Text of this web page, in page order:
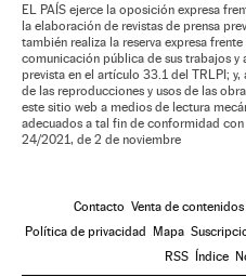
EL PAÍS ejerce la oposición expresa
la elaboración de revistas de prensa
también realiza la reserva expresa
comunicación pública de sus trabajos
prevista en el artículo 33.1 del TRLPI; y,
de las reproducciones y usos de las
este sitio web a medios de lectura
adecuados a tal fin de conformidad
24/2021, de 2 de noviembre
Contacto Venta de contenidos
Política de privacidad Mapa
RSS Índice